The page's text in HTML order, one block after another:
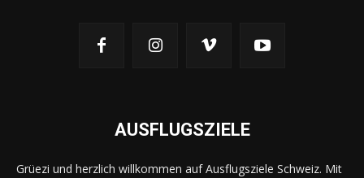
AUSFLUGSZIELE
Grüezi und herzlich willkommen auf Ausflugsziele Schweiz. Mit